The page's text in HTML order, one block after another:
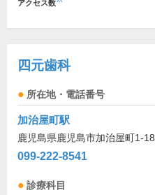
アクセス数
四元歯科
所在地・電話番号
加治屋町駅
鹿児島県鹿児島市加治屋町1-18
099-222-8541
診療科目